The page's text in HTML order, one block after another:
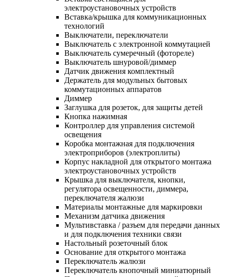
электроустановочных устройств
Вставка/крышка для коммуникационных
технологий
Выключатели, переключатели
Выключатель с электронной коммутацией
Выключатель сумеречный (фотореле)
Выключатель шнуровой/диммер
Датчик движения комплектный
Держатель для модульных бытовых
коммутационных аппаратов
Диммер
Заглушка для розеток, для защиты детей
Кнопка нажимная
Контроллер для управления системой
освещения
Коробка монтажная для подключения
электроприборов (электроплиты)
Корпус накладной для открытого монтажа
электроустановочных устройств
Крышка для выключателя, кнопки,
регулятора освещенности, диммера,
переключателя жалюзи
Материалы монтажные для маркировки
Механизм датчика движения
Мультивставка / разъем для передачи данных
и для подключения техники связи
Настольный розеточный блок
Основание для открытого монтажа
Переключатель жалюзи
Переключатель кнопочный миниатюрный